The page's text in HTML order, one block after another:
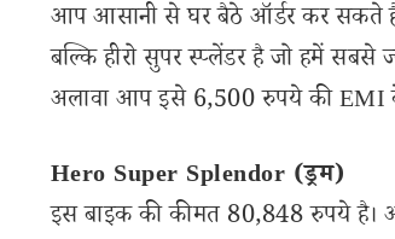
आप आसानी से घर बैठे ऑर्डर कर सकते
बल्कि हीरो सुपर स्प्लेंडर है जो हमें सबसे
अलावा आप इसे 6,500 रुपये की EMI
Hero Super Splendor (ड्रम)
इस बाइक की कीमत 80,848 रुपये